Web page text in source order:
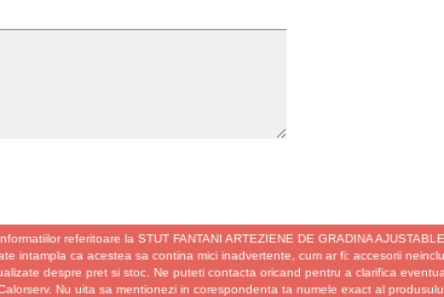
referitoare la STUT FANTANI ARTEZIENE DE GRADINA AJUSTABLE
intampla ca acestea sa contina mici inadvertente, cum ar fi: accesorii
despre pret si stoc. Ne puteti contacta oricand pentru a clarifica
Nu uita sa mentionezi in corespondenta ta numele exact al